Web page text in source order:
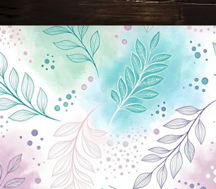
Новини Чернігова, Чернігівські новини, Чернігівський формат, новини Чернігова, події в Чернігові: політика,